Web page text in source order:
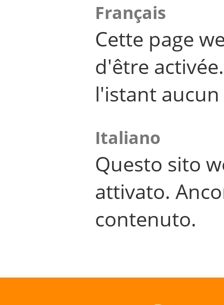
Français
Cette page
d'être
l'istant
Italiano
Questo sito
attivato.
contenuto.